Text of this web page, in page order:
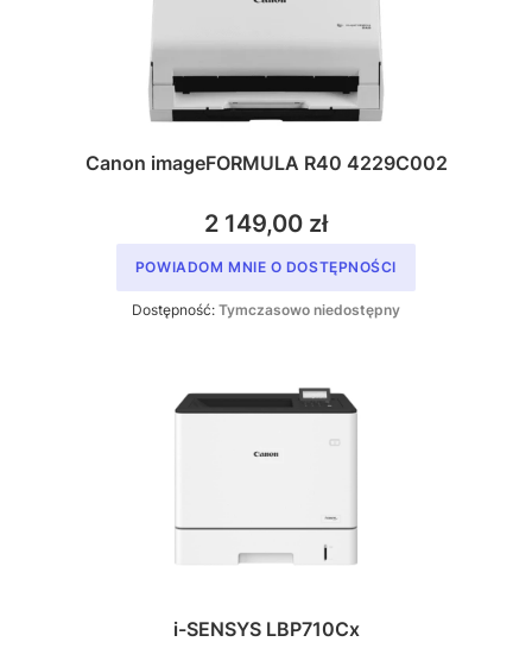
Canon imageFORMULA R40 4229C002
2 149,00 zł
POWIADOM MNIE O DOSTĘPNOŚCI
Dostępność: Tymczasowo niedostępny
i-SENSYS LBP710Cx